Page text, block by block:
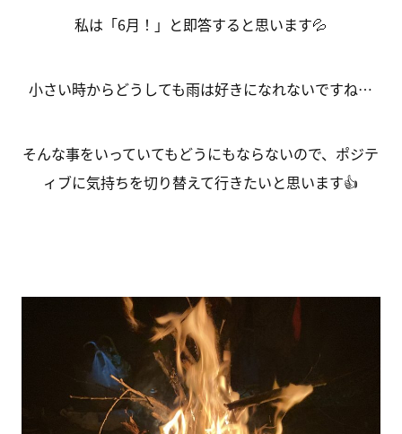
私は「6月！」と即答すると思います💦
小さい時からどうしても雨は好きになれないですね…
そんな事をいっていてもどうにもならないので、ポジテ
ィブに気持ちを切り替えて行きたいと思います👍